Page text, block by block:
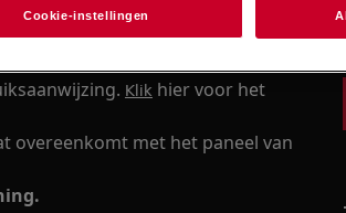
is.
of tijdens de
Klik hier voor het
overeenkomt met het paneel van
Cookie-instellingen